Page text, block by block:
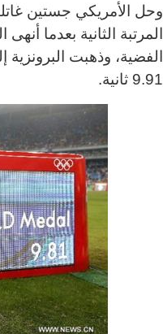
الفضية، وذهبت
9.91 ثانية
.